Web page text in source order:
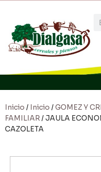
Inicio / Inicio /GOMEZ Y
FAMILIAR/ JAULA
CAZOLETA